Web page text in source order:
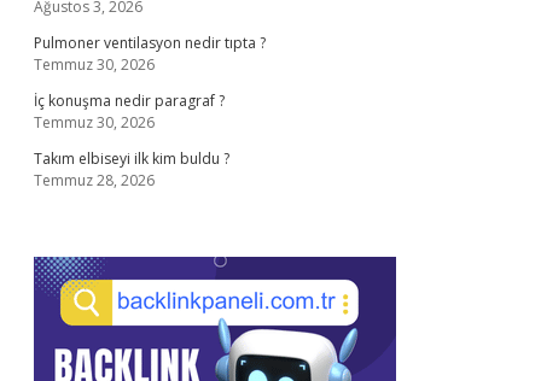
Ağustos 3, 2026
Pulmoner ventilasyon nedir tıpta ?
Temmuz 30, 2026
İç konuşma nedir paragraf ?
Temmuz 30, 2026
Takım elbiseyi ilk kim buldu ?
Temmuz 28, 2026